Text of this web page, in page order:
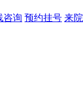
咨询 预约挂号 来